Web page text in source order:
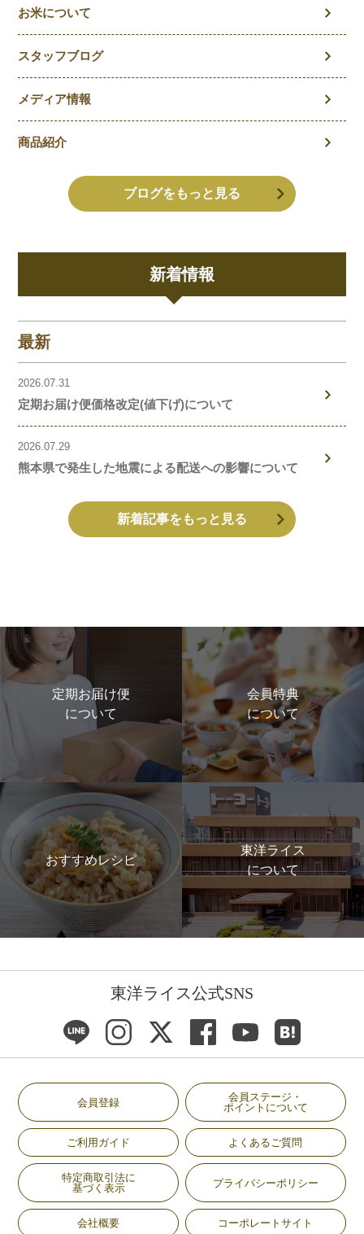
お米について
スタッフブログ
メディア情報
商品紹介
ブログをもっと見る
新着情報
最新
2026.07.31
定期お届け便価格改定(値下げ)について
2026.07.29
熊本県で発生した地震による配送への影響について
新着記事をもっと見る
定期お届け便
について
会員特典
について
おすすめレシピ
東洋ライス
について
東洋ライス公式SNS
会員登録
会員ステージ・
ポイントについて
ご利用ガイド よくあるご質問
特定商取引法に
基づく表示
プライバシーポリシー
会社概要 コーポレートサイト